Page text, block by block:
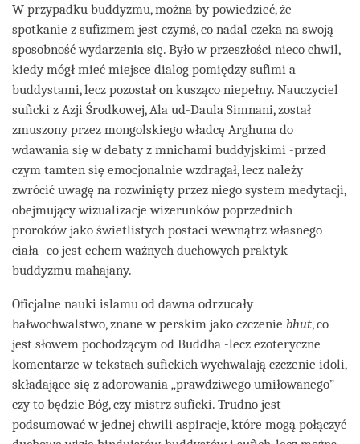
W przypadku buddyzmu, można by powiedzieć, że
spotkanie z sufizmem jest czymś, co nadal czeka na swoją
sposobność wydarzenia się. Było w przeszłości nieco chwil,
kiedy mógł mieć miejsce dialog pomiędzy sufimi a
buddystami, lecz pozostał on kusząco niepełny. Nauczyciel
suficki z Azji Środkowej, Ala ud-Daula Simnani, został
zmuszony przez mongolskiego władcę Arghuna do
wdawania się w debaty z mnichami buddyjskimi -przed
czym tamten się emocjonalnie wzdragał, lecz należy
zwrócić uwagę na rozwinięty przez niego system medytacji,
obejmujący wizualizacje wizerunków poprzednich
proroków jako świetlistych postaci wewnątrz własnego
ciała -co jest echem ważnych duchowych praktyk
buddyzmu mahajany.
Oficjalne nauki islamu od dawna odrzucały
bałwochwalstwo, znane w perskim jako czczenie bhut, co
jest słowem pochodzącym od Buddha -lecz ezoteryczne
komentarze w tekstach sufickich wychwalają czczenie idoli,
składające się z adorowania „prawdziwego umiłowanego” -
czy to będzie Bóg, czy mistrz suficki. Trudno jest
podsumować w jednej chwili aspiracje, które mogą połączyć